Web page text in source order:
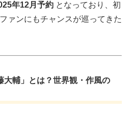
年12月予約 となっており、初
ァンにもチャンスが巡ってきた
大輔」とは？世界観・作風の